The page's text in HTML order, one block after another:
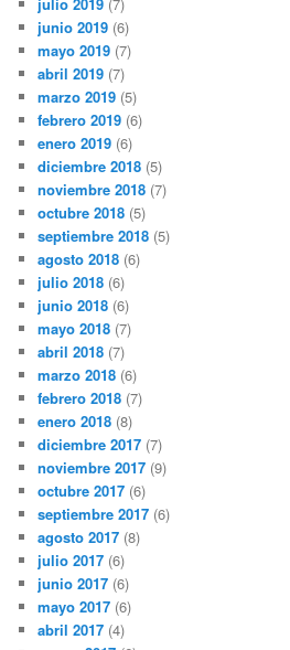
junio 2019 (6)
mayo 2019 (7)
abril 2019 (7)
marzo 2019 (5)
febrero 2019 (6)
enero 2019 (6)
diciembre 2018 (5)
noviembre 2018 (7)
octubre 2018 (5)
septiembre 2018 (5)
agosto 2018 (6)
julio 2018 (6)
junio 2018 (6)
mayo 2018 (7)
abril 2018 (7)
marzo 2018 (6)
febrero 2018 (7)
enero 2018 (8)
diciembre 2017 (7)
noviembre 2017 (9)
octubre 2017 (6)
septiembre 2017 (6)
agosto 2017 (8)
julio 2017 (6)
junio 2017 (6)
mayo 2017 (6)
abril 2017 (4)